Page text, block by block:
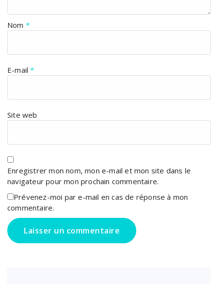
Nom *
E-mail*
Site web
Enregistrer mon nom, mon e-mail et mon site dans le
navigateur pour mon prochain commentaire.
Prévenez-moi par e-mail en cas de réponse à mon
commentaire.